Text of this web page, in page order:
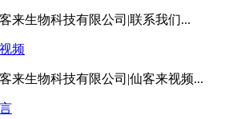
来生物科技有限公司|联系我们...
频
来生物科技有限公司|仙客来视频...